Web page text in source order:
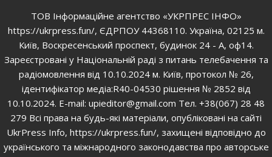
ТОВ Інформаційне агентство «УКРПРЕС ІНФО»
https://ukrpress.fun/, ЄДРПОУ 44368110. Україна, 02125 м.
Київ, Воскресенський проспект, будинок 24 - А, оф14.
Зареєстровані у Національній раді з питань телебачення та
радіомовлення від 10.10.2024 м. Київ, протокол № 26,
ідентифікатор медіа:R40-04530 рішення № 2852 від
10.10.2024. E-mail: upieditor@gmail.com Тел. +38(067) 28 48
279 Всі права на будь-які матеріали, опубліковані на сайті
UkrPress Info, https://ukrpress.fun/, захищені відповідно до
українського та міжнародного законодавства про авторське